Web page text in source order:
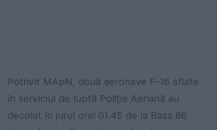
Potrivit MApN, două aeronave F-16 aflate
în serviciul de luptă Poliție Aeriană au
decolat în jurul orei 01.45 de la Baza 86